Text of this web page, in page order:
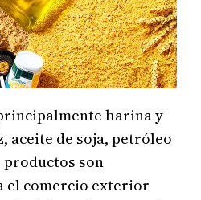
harina y
aceite de soja, petróleo
son
el comercio exterior